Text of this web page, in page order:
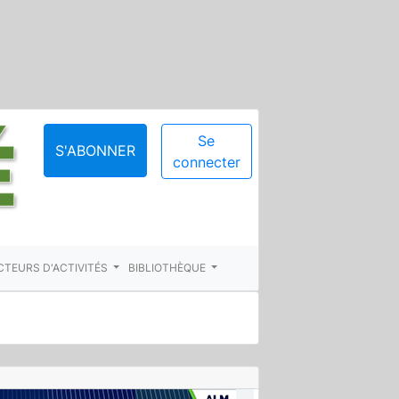
S'ABONNER
Se
connecter
D'ACTIVITÉS BIBLIOTHÈQUE